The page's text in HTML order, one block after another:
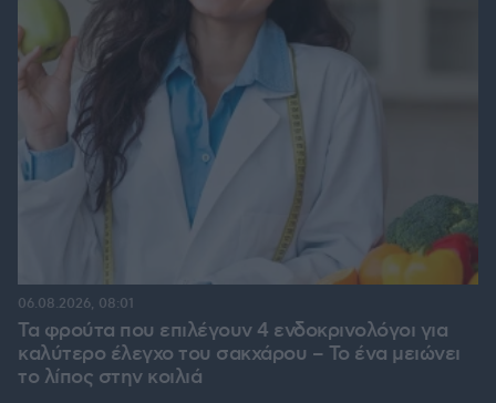
Τα φρούτα που επιλέγουν 4 ενδοκρινολόγοι για
καλύτερο έλεγχο του σακχάρου – Το ένα μειώνει
το λίπος στην κοιλιά
06.08.2026, 08:01